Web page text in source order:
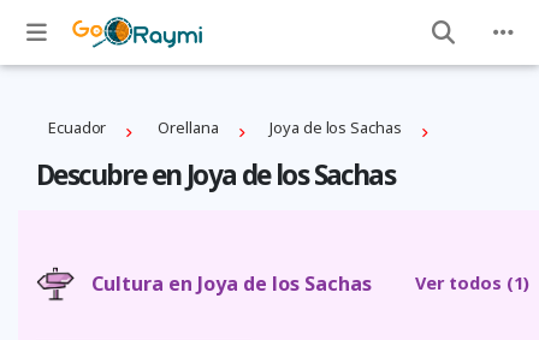
Ecuador Orellana Joya de los Sachas
Descubre en Joya de los Sachas
Cultura en Joya de los Sachas Ver todos (1)